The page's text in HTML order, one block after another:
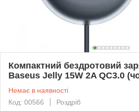
Компактний бездротовий
Baseus Jelly 15W 2A QC3.0
Немає в наявності
Код: 00566
Роздріб